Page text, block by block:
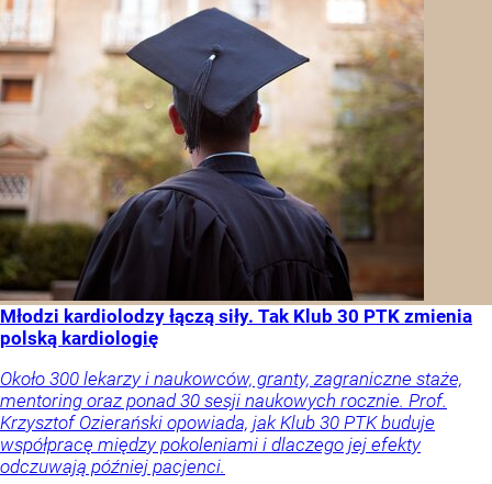
Młodzi kardiolodzy łączą siły. Tak Klub 30 PTK zmienia
polską kardiologię
Około 300 lekarzy i naukowców, granty, zagraniczne staże,
mentoring oraz ponad 30 sesji naukowych rocznie. Prof.
Krzysztof Ozierański opowiada, jak Klub 30 PTK buduje
współpracę między pokoleniami i dlaczego jej efekty
odczuwają później pacjenci.